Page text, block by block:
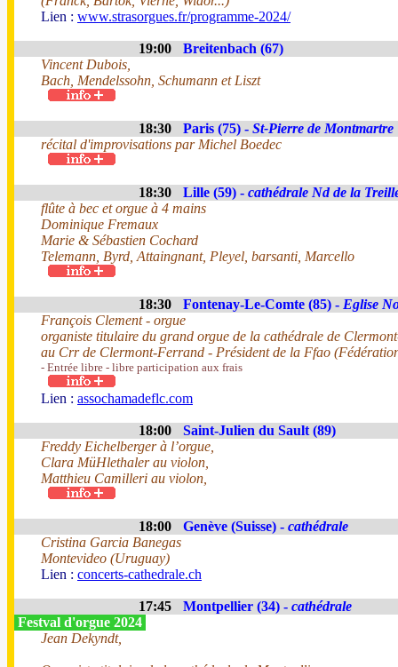
Lien : www.strasorgues.fr/programme-2024/
19:00
Breitenbach (67)
Vincent Dubois,
Bach, Mendelssohn, Schumann et Liszt
18:30 Paris (75) - St-Pierre de Montmartre
récital d'improvisations par Michel Boedec
18:30 Lille (59) - cathédrale Nd de la
flûte à bec et orgue à 4 mains
Dominique Fremaux
Marie & Sébastien Cochard
Telemann, Byrd, Attaingnant, Pleyel, barsanti, Marcello
18:30 Fontenay-Le-Comte (85) - Eglise
François Clement - orgue
organiste titulaire du grand orgue de la cathédrale de
au Crr de Clermont-Ferrand - Président de la Ffao
- Entrée libre - libre participation aux frais
Lien : assochamadeflc.com
18:00
Saint-Julien du Sault (89)
Freddy Eichelberger à l’orgue,
Clara MüHlethaler au violon,
Matthieu Camilleri au violon,
18:00 Genève (Suisse) - cathédrale
Cristina Garcia Banegas
Montevideo (Uruguay)
Lien : concerts-cathedrale.ch
17:45 Montpellier (34) - cathédrale
Festval d'orgue 2024
Jean Dekyndt,